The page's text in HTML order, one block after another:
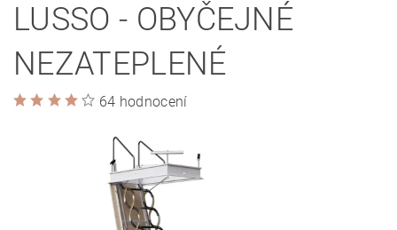
LUSSO - OBYČEJNÉ
NEZATEPLENÉ
64 hodnocení